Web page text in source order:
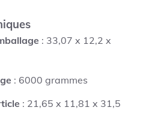
: 33,07 x 12,2 x
: 6000 grammes
: 21,65 x 11,81 x 31,5